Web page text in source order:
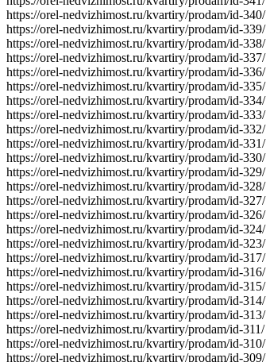
https://orel-nedvizhimost.ru/kvartiry/prodam/id-340/
https://orel-nedvizhimost.ru/kvartiry/prodam/id-339/
https://orel-nedvizhimost.ru/kvartiry/prodam/id-338/
https://orel-nedvizhimost.ru/kvartiry/prodam/id-337/
https://orel-nedvizhimost.ru/kvartiry/prodam/id-336/
https://orel-nedvizhimost.ru/kvartiry/prodam/id-335/
https://orel-nedvizhimost.ru/kvartiry/prodam/id-334/
https://orel-nedvizhimost.ru/kvartiry/prodam/id-333/
https://orel-nedvizhimost.ru/kvartiry/prodam/id-332/
https://orel-nedvizhimost.ru/kvartiry/prodam/id-331/
https://orel-nedvizhimost.ru/kvartiry/prodam/id-330/
https://orel-nedvizhimost.ru/kvartiry/prodam/id-329/
https://orel-nedvizhimost.ru/kvartiry/prodam/id-328/
https://orel-nedvizhimost.ru/kvartiry/prodam/id-327/
https://orel-nedvizhimost.ru/kvartiry/prodam/id-326/
https://orel-nedvizhimost.ru/kvartiry/prodam/id-324/
https://orel-nedvizhimost.ru/kvartiry/prodam/id-323/
https://orel-nedvizhimost.ru/kvartiry/prodam/id-317/
https://orel-nedvizhimost.ru/kvartiry/prodam/id-316/
https://orel-nedvizhimost.ru/kvartiry/prodam/id-315/
https://orel-nedvizhimost.ru/kvartiry/prodam/id-314/
https://orel-nedvizhimost.ru/kvartiry/prodam/id-313/
https://orel-nedvizhimost.ru/kvartiry/prodam/id-311/
https://orel-nedvizhimost.ru/kvartiry/prodam/id-310/
https://orel-nedvizhimost.ru/kvartiry/prodam/id-309/